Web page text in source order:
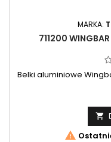
MARKA:
711200
Belki aluminiowe

